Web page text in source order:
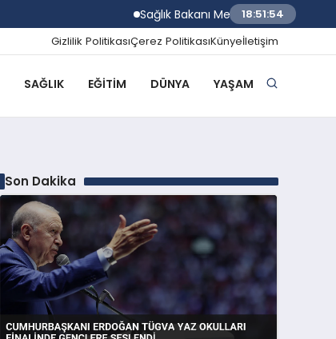
Sağlık Bakanı Memişoğlu Trabzon
18:51:55
Gizlilik PolitikasıÇerez PolitikasıKünyeİletişim
SAĞLIK EĞITIM DÜNYA YAŞAM
Son Dakika